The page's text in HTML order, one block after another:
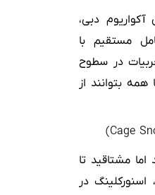
دبی،
مستقیم با
در سطوح
بتوانند از
مشتاقید تا
در